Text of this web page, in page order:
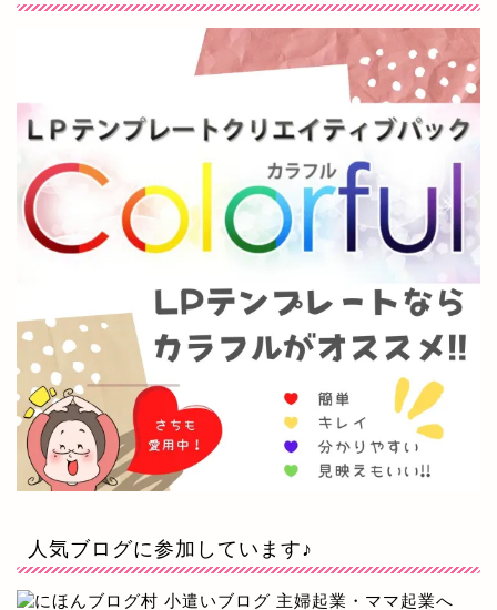
人気ブログに参加しています♪